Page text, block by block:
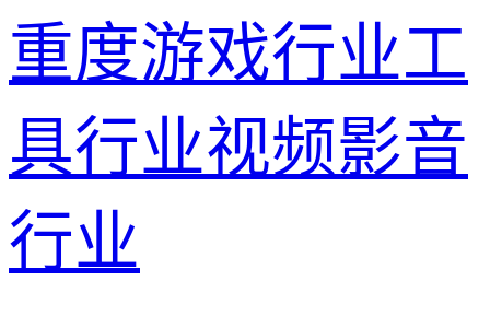
重度游戏行业工
具行业视频影音
行业